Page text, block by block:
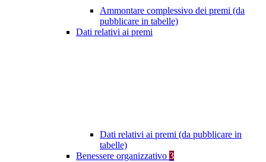
Ammontare complessivo dei premi (da
pubblicare in tabelle)
Dati relativi ai premi
Dati relativi ai premi (da pubblicare in
tabelle)
Benessere organizzativo 3